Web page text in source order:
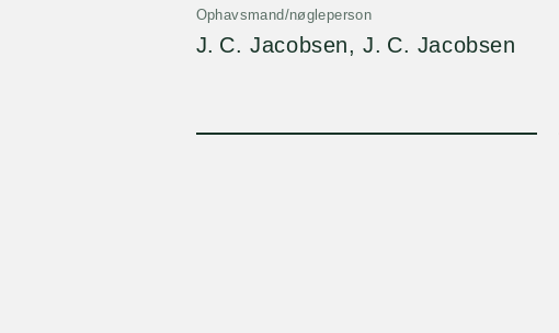
Ophavsmand/nøgleperson
J. C. Jacobsen, J. C. Jacobsen